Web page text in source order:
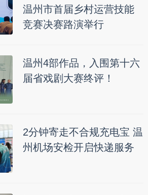
温州市首届乡村运营技能
竞赛决赛路演举行
温州4部作品，入围第十六
届省戏剧大赛终评！
2分钟寄走不合规充电宝 温
州机场安检开启快递服务